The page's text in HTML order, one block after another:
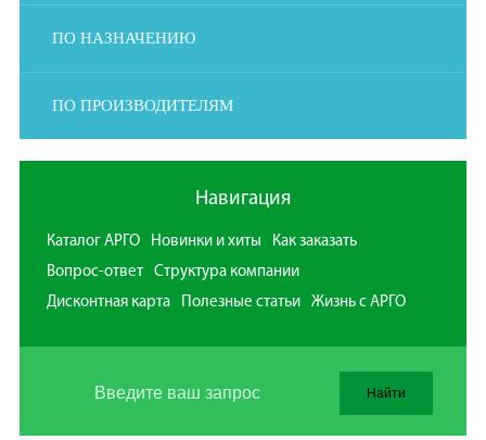
ПО НАЗНАЧЕНИЮ
ПО ПРОИЗВОДИТЕЛЯМ
Навигация
Каталог АРГО Новинки и хиты
Как заказать
Вопрос-ответ
Структура компании
Дисконтная карта
Полезные статьи Жизнь с АРГО